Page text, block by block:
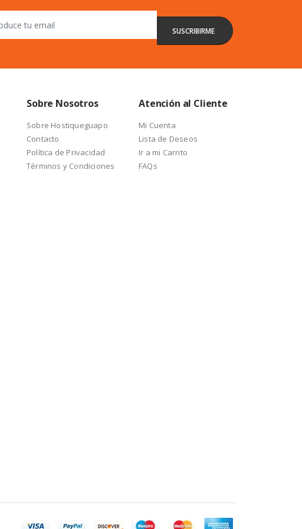
Sobre Nosotros
Sobre Hostiqueguapo
Contacto
Política de Privacidad
Términos y Condiciones
Atención al Cliente
Mi Cuenta
Lista de Deseos
Ir a mi Carrito
FAQs